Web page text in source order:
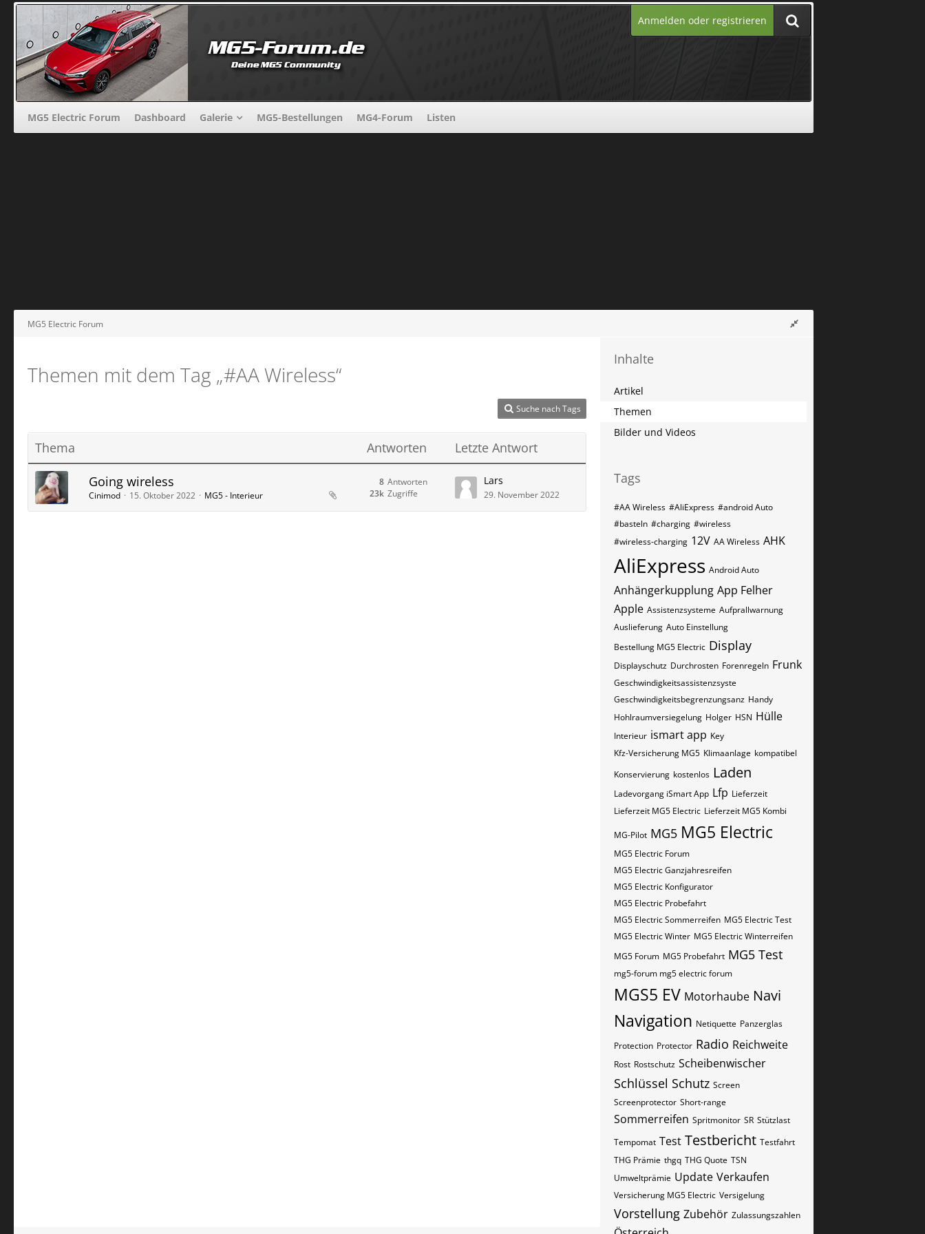
Anmelden oder registrieren
MG5 Electric Forum Dashboard Galerie MG5-Bestellungen MG4-Forum Listen
MG5 Electric Forum
Themen mit dem Tag „#AA Wireless“
Suche nach Tags
Thema Antworten Letzte Antwort
Going wireless
Cinimod 15. Oktober 2022 MG5 - Interieur
Antworten
8
Zugriffe
23k
Lars
29. November 2022
Inhalte
Artikel
Themen
Bilder und Videos
Tags
#AA Wireless #AliExpress #android Auto
#basteln #charging #wireless
#wireless-charging 12V AA Wireless AHK
AliExpress Android Auto
Anhängerkupplung App Felher
Apple Assistenzsysteme Aufprallwarnung
Auslieferung Auto Einstellung
Bestellung MG5 Electric Display
Displayschutz Durchrosten Forenregeln Frunk
Geschwindigkeitsassistenzsyste
Geschwindigkeitsbegrenzungsanz Handy
Hohlraumversiegelung Holger HSN Hülle
Interieur ismart app Key
Kfz-Versicherung MG5 Klimaanlage kompatibel
Konservierung kostenlos Laden
Ladevorgang iSmart App Lfp Lieferzeit
Lieferzeit MG5 Electric Lieferzeit MG5 Kombi
MG-Pilot MG5 MG5 Electric
MG5 Electric Forum
MG5 Electric Ganzjahresreifen
MG5 Electric Konfigurator
MG5 Electric Probefahrt
MG5 Electric Sommerreifen MG5 Electric Test
MG5 Electric Winter MG5 Electric Winterreifen
MG5 Forum MG5 Probefahrt MG5 Test
mg5-forum mg5 electric forum
MGS5 EV Motorhaube Navi
Navigation Netiquette Panzerglas
Protection Protector Radio Reichweite
Rost Rostschutz Scheibenwischer
Schlüssel Schutz Screen
Screenprotector Short-range
Sommerreifen Spritmonitor SR Stützlast
Tempomat Test Testbericht Testfahrt
THG Prämie thgq THG Quote TSN
Umweltprämie Update Verkaufen
Versicherung MG5 Electric Versigelung
Vorstellung Zubehör Zulassungszahlen